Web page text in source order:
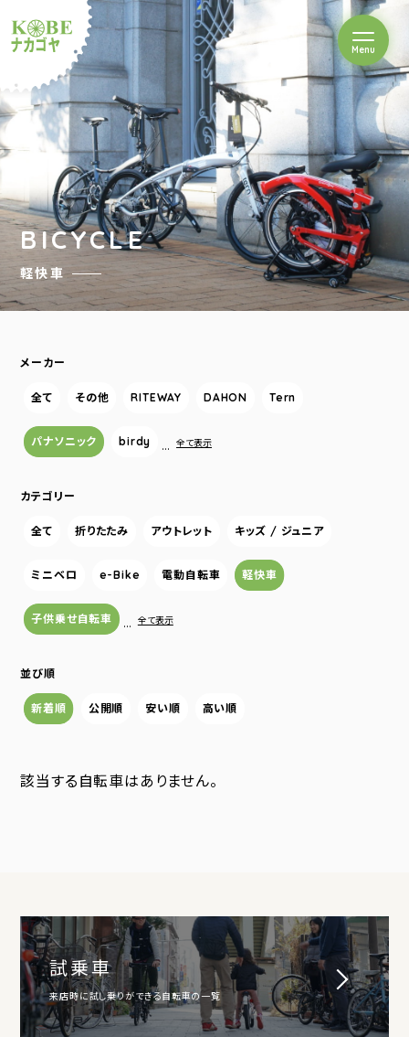
ルショップナカゴヤ
Menuを開閉
BICYCLE
軽快車
メーカー
全て その他 RITEWAY DAHON Tern
パナソニック birdy … 全て表示
カテゴリー
全て 折りたたみ アウトレット キッズ / ジュニア
ミニベロ e-Bike 電動自転車 軽快車
子供乗せ自転車 … 全て表示
並び順
新着順 公開順 安い順 高い順
該当する自転車はありません。
試乗車
来店時に試し乗りができる自転車の一覧